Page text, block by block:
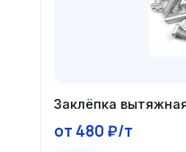
Заклёпка
от 480 ₽/т